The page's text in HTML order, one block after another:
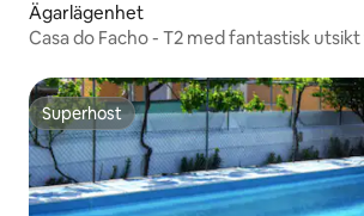
Ägarlägenhet
Casa do Facho - T2 med fantastisk
Superhost
Superhost